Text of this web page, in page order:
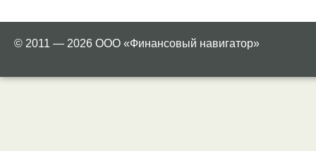
© 2011 — 2026 ООО «Финансовый навигатор»